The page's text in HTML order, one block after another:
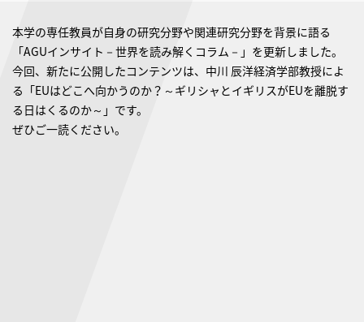
本学の専任教員が自身の研究分野や関連研究分野を背景に語る
「AGUインサイト－世界を読み解くコラム－」を更新しました。
今回、新たに公開したコンテンツは、中川 辰洋経済学部教授によ
る「EUはどこへ向かうのか？～ギリシャとイギリスがEUを離脱す
る日はくるのか～」です。
ぜひご一読ください。